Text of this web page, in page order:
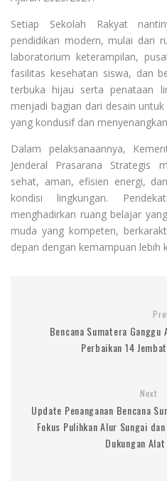
Setiap Sekolah Rakyat
pendidikan modern, mulai dari
laboratorium keterampilan,
fasilitas kesehatan siswa, dan
terbuka hijau serta penataan
menjadi bagian dari desain
yang kondusif dan
Dalam pelaksanaannya,
Jenderal Prasarana Strategis
sehat, aman, efisien energi,
kondisi lingkungan.
menghadirkan ruang belajar
muda yang kompeten,
depan dengan kemampuan lebih
Bencana Sumatera Ganggu
Perbaikan 14
Next
Update Penanganan Bencana
Fokus Pulihkan Alur Sungai
Dukungan